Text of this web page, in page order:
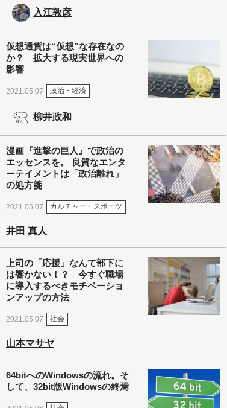
入江敦彦
仮想通貨は“仮想”な存在なの
か？ 拡大する現実世界への
影響
2021.05.07 政治・経済
柳井政和
漫画『進撃の巨人』で政治の
エッセンスを。 良質なエンタ
ーテイメントは「政治離れ」
の処方箋
2021.05.07 カルチャー・スポーツ
井田 真人
上司の「応援」なんて部下に
は響かない！？ 今すぐ職場
に導入するべきモチベーショ
ンアップの方法
2021.05.07 社会
山本マサヤ
64bitへのWindowsの流れ。そ
して、32bit版Windowsの終焉